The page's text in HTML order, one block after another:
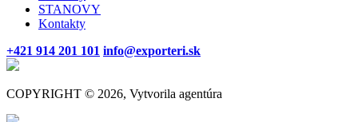
STANOVY
Kontakty
+421 914 201 101 info@exporteri.sk
COPYRIGHT © 2026, Vytvorila agentúra